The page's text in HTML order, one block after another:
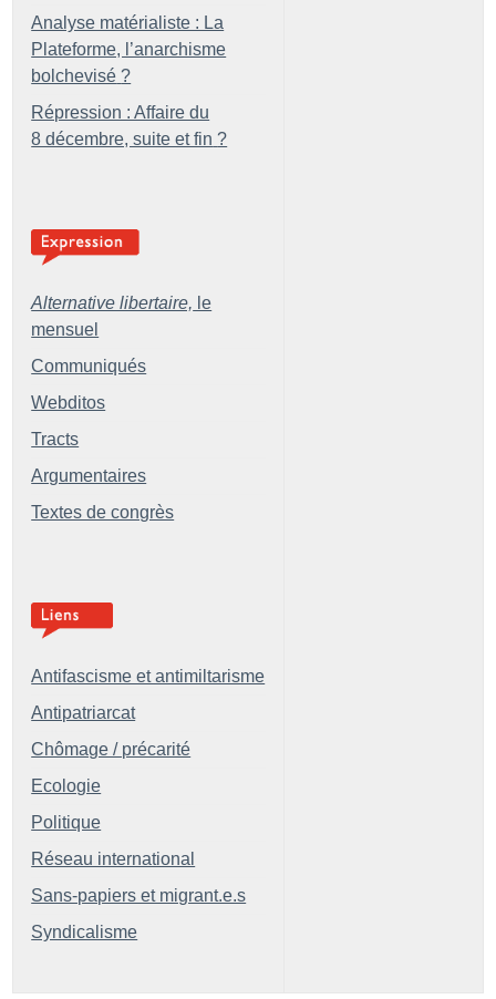
Analyse matérialiste : La
Plateforme, l’anarchisme
bolchevisé ?
Répression : Affaire du
8 décembre, suite et fin ?
Alternative libertaire, le
mensuel
Communiqués
Webditos
Tracts
Argumentaires
Textes de congrès
Antifascisme et antimiltarisme
Antipatriarcat
Chômage / précarité
Ecologie
Politique
Réseau international
Sans-papiers et migrant.e.s
Syndicalisme